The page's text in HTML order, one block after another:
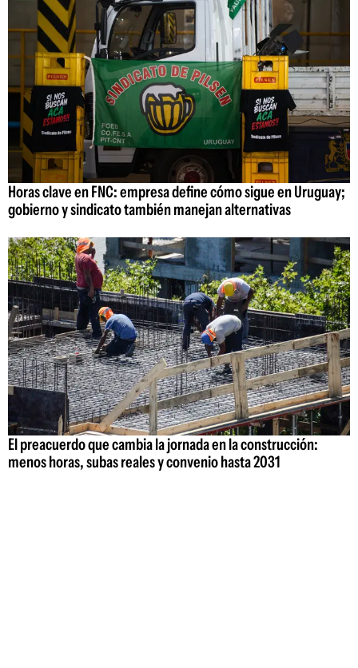
Horas clave en FNC: empresa define cómo sigue en Uruguay;
gobierno y sindicato también manejan alternativas
El preacuerdo que cambia la jornada en la construcción:
menos horas, subas reales y convenio hasta 2031